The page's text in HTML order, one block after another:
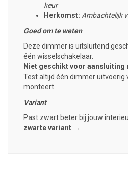
keur
Herkomst: Ambachtelijk
Goed om te weten
Deze dimmer is uitsluitend
één wisselschakelaar.
Niet geschikt voor aansluiting
Test altijd één dimmer uitvoerig
monteert.
Variant
Past zwart beter bij jouw
zwarte variant →